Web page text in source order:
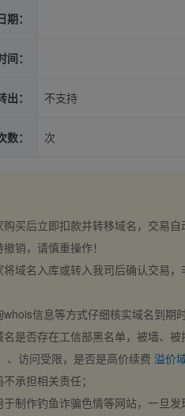
：
：
： 不支持
数： 次
买后立即扣款并转移域名，交易
销，请慎重操作！
域名入库或转入我司后确认交易
信息等方式仔细核实域名到期
是否存在工信部黑名单，被墙、
、访问受限，是否是高价续费 溢价
承担相关责任；
制作钓鱼诈骗色情等网站，一旦